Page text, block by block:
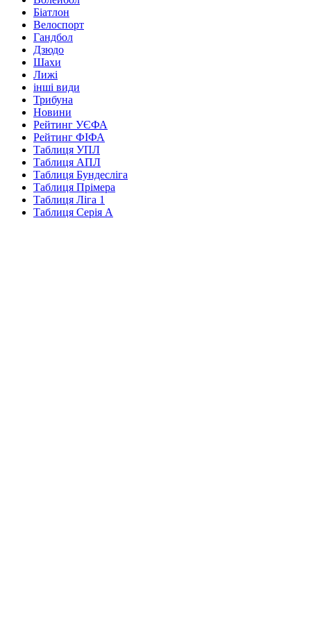
Біатлон
Велоспорт
Гандбол
Дзюдо
Шахи
Лижі
інші види
Трибуна
Новини
Рейтинг УЄФА
Рейтинг ФІФА
Таблиця УПЛ
Таблиця АПЛ
Таблиця Бундесліга
Таблиця Прімера
Таблиця Ліга 1
Таблиця Серія А